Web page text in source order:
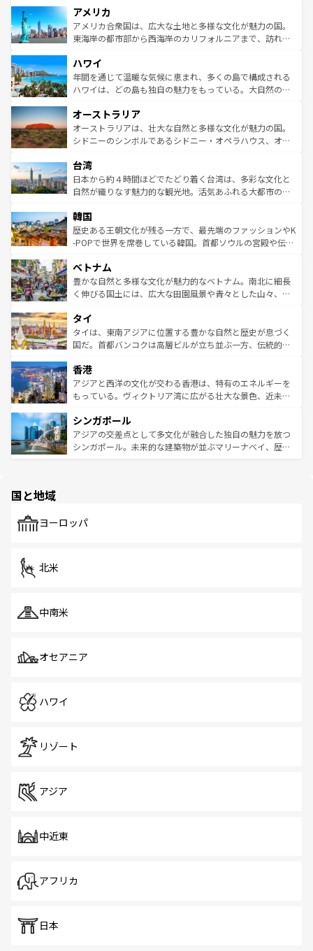
ンツ一覧を参照してほしい。
の建物がそのまま残る町や、スイスならではのユニークな
博物館もあり、アルプス観光だけでなく町歩きも満喫する
ことができる。国民の所得が高いため物価も高いが、旅行
ば市内交通費無料で観光を楽しむこともできる。 なお、新
着のスイス情報はコンテンツ一覧 を参照してほしい。
アメリカ
アメリカ合衆国は、広大な土地と多様な文化が魅力の国。
東海岸の都市部から西海岸のカリフォルニアまで、訪れる
のような巨大都市は、観光、ショッピング、エンターテイ
ンメントが詰まった刺激的なスポットだ。一方、アメリカ
西部には大自然が広がり、グランドキャニオンやイエロー
部のニューオーリンズでは、音楽と美食が融合した独特の
文化が魅力。旅行者はアメリカの各地域で異なる魅力を楽
しみながら、その多様性と豊かな歴史を感じることができ
ならではの贅沢な旅のスタイルだ。 なお、新着のアメリカ
情報はコンテンツ一覧を参照してほしい。
ハワイ
年間を通じて温暖な気候に恵まれ、多くの島で構成される
ハワイは、どの島も独自の魅力をもっている。大自然の神
ワイ島は見逃せない。また、定番の観光地といえばオアフ
島だが、静かな自然を求めるならマウイ島やカウアイ島が
おすすめ。エメラルドグリーンに輝く海をはじめ、豊かな
れるおもてなしの心で訪れる人々を迎えてくれるハワイの
人々、おいしいローカルフードやハワイアンミュージッ
ク、伝統的なフラダンスなど、すべてがハワイの魅力を彩
ワイを、存分に味わってほしい。 なお、新着のハワイ情報
はコンテンツ一覧を参照してほしい。
オーストラリア
オーストラリアは、壮大な自然と多様な文化が魅力の国。
シドニーのシンボルであるシドニー・オペラハウス、オー
リアリーフや大陸中央部にそびえるウルル（エアーズロッ
ク）、タスマニアの美しい原生林やケアンズの熱帯雨林な
ど、見どころがたくさん。また、カフェやワイン、オージ
いる。アクティビティも充実しており、サーフィンやダイ
ビング、ハイキングなど、アウトドア好きにはたまらな
い。オーストラリアの多彩な魅力を存分に味わいつくそ
参照してほしい。
台湾
日本から約４時間ほどでたどり着く台湾は、多彩な文化と
自然が織りなす魅力的な観光地。活気あふれる大都市の台
ン）、静ひつな山岳地帯である台湾東部など、都市の喧騒
と山間の静けさが共存しており、訪れる人に新しい発見と
驚きをもたらしてくれる。また、奥深い台湾の食文化も魅
容にもいいと評判のスイーツなど、バラエティ豊かな料理
が味わえる。 なお、新着の台湾情報は コンテンツ一覧を参
照してほしい。
韓国
歴史ある王朝文化が残る一方で、最先端のファッションやK
-POPで世界を席巻している韓国。首都ソウルの宮殿や伝統
き、地方に足を延ばせば四季折々の自然美を楽しむことが
できる。そして、キムチや焼肉、絶品のストリートフード
まで、さまざまな韓国料理が待っている。夜には、韓国な
リティに包まれながら、韓国の多彩な魅力を心ゆくまで味
わってみてほしい。 なお、新着の韓国情報はコンテンツ一
覧を参照してほしい。
ベトナム
豊かな自然と多様な文化が魅力的なベトナム。南北に細長
く伸びる国土には、広大な田園風景や青々とした山々、世
急速な発展と共に伝統が息づく。ハノイの古い町並みやホ
ーチミン市のフランス統治時代の建物も、独特の雰囲気を
醸し出している。また、バラエティの豊かさとおいしさで
とつ。フォーやバインミー、ベトナムコーヒーなどは、ぜ
ひ現地で味わいたい。どの地域を訪れてもあたたかい人々
が旅行者を迎えてくれるので、きっと忘れられない旅にな
参照してほしい。
タイ
タイは、東南アジアに位置する豊かな自然と歴史が息づく
国だ。首都バンコクは高層ビルが立ち並ぶ一方、伝統的な
の活気が交差している。北部ではチェンマイなどの山岳地
帯で自然と触れ合い、南部ではプーケットやクラビの美し
いビーチでリゾート気分を楽しむことができる。タイ料理
激する。気候は一年中温暖で、どの季節にも異なる楽しみ
が待っている。親しみやすいタイの人々、仏教を中心とし
た文化、そして多様な観光資源が、訪れる旅人を魅了し続
香港
アジアと西洋の文化が交わる香港は、特有のエネルギーを
もっている。ヴィクトリア湾に広がる壮大な景色、近未来
み、どこを訪れても感動するはず。観光スポットが密集し
ており、効率よく見どころを回れるのも魅力。息をのむよ
うな絶景から文化的な体験まで、香港を存分に楽しみ尽く
シンガポール
アジアの交差点として多文化が融合した独自の魅力を放つ
シンガポール。未来的な建築物が並ぶマリーナベイ、歴史
で、ホーカーズは地元の風情を楽しめる外せないスポット
国と地域
ヨーロッパ
北米
中南米
オセアニア
ハワイ
リゾート
アジア
中近東
アフリカ
日本